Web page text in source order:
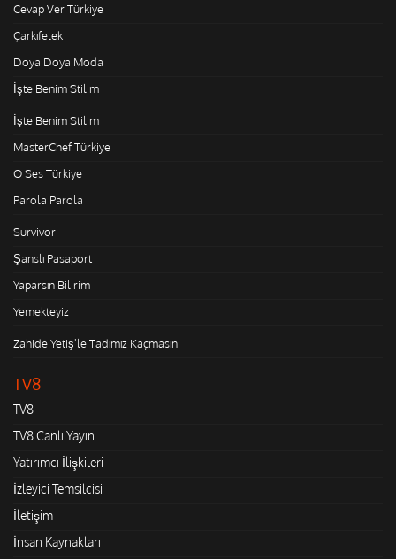
Cevap Ver Türkiye
Çarkıfelek
Doya Doya Moda
İşte Benim Stilim
İşte Benim Stilim
MasterChef Türkiye
O Ses Türkiye
Parola Parola
Survivor
Şanslı Pasaport
Yaparsın Bilirim
Yemekteyiz
Zahide Yetiş'le Tadımız Kaçmasın
TV8
TV8
TV8 Canlı Yayın
Yatırımcı İlişkileri
İzleyici Temsilcisi
İletişim
İnsan Kaynakları